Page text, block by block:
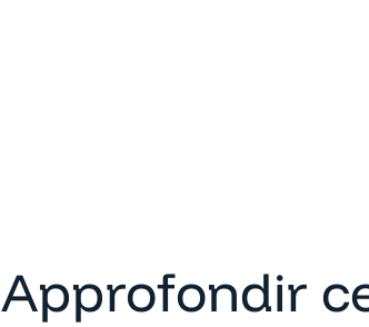
Approfondir